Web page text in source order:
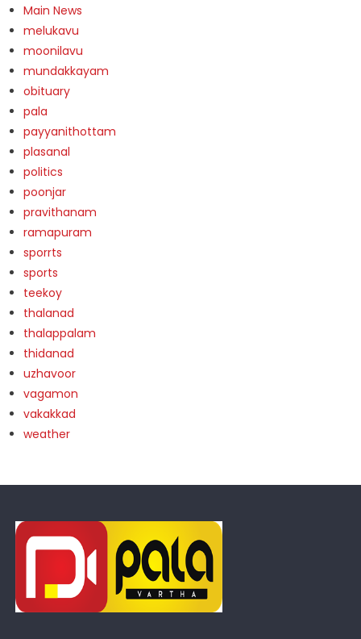
Main News
melukavu
moonilavu
mundakkayam
obituary
pala
payyanithottam
plasanal
politics
poonjar
pravithanam
ramapuram
sporrts
sports
teekoy
thalanad
thalappalam
thidanad
uzhavoor
vagamon
vakakkad
weather